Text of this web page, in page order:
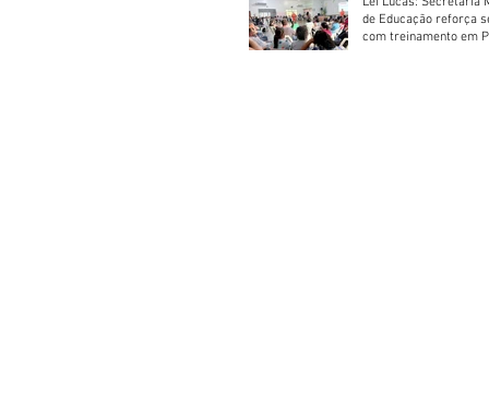
de Educação reforça
com treinamento em